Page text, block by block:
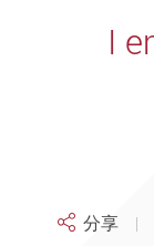
I
分享